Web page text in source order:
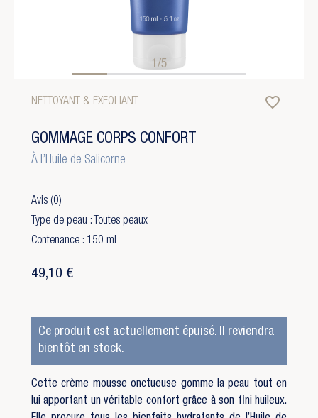
1/5
NETTOYANT & EXFOLIANT favorite_border
GOMMAGE CORPS CONFORT
À l’Huile de Salicorne
Avis (0)
Type de peau : Toutes peaux
Contenance : 150 ml
49,10 €
Ce produit est actuellement épuisé. Il reviendra
bientôt en stock.
Cette crème mousse onctueuse gomme la peau tout en
lui apportant un véritable confort grâce à son fini huileux.